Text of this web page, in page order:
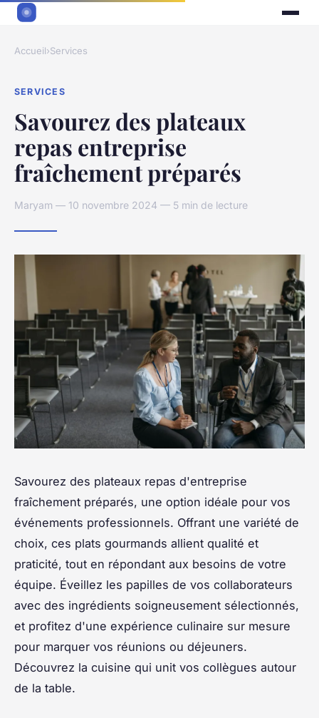
Accueil›Services
SERVICES
Savourez des plateaux
repas entreprise
fraîchement préparés
Maryam — 10 novembre 2024 — 5 min de lecture
Savourez des plateaux repas d'entreprise
fraîchement préparés, une option idéale pour vos
événements professionnels. Offrant une variété de
choix, ces plats gourmands allient qualité et
praticité, tout en répondant aux besoins de votre
équipe. Éveillez les papilles de vos collaborateurs
avec des ingrédients soigneusement sélectionnés,
et profitez d'une expérience culinaire sur mesure
pour marquer vos réunions ou déjeuners.
Découvrez la cuisine qui unit vos collègues autour
de la table.